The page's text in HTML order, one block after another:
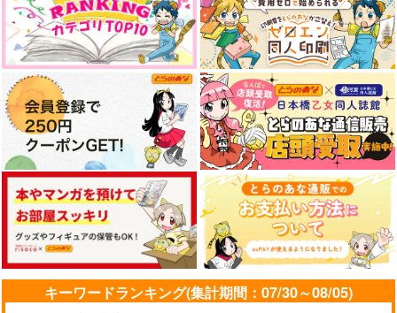
ツノ折れた怪物 上
風呂場
1,100円（税込）
マレウス×レオナ
サンプル
作品詳細
再録集 白
風呂場
4,715円（税込）
マレウス×レオナ
サンプル
作品詳細
スーパーダーリンしょ
くしゅさん
NaCl
629円（税込）
マレウス×レオナ
サンプル
作品詳細
キーワードランキング(集計期間：07/30～08/05)